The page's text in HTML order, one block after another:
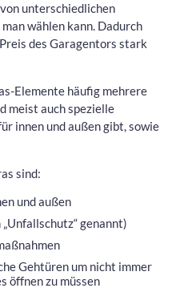
unterschiedlichen
wählen kann. Dadurch
des Garagentors stark
Elemente häufig mehrere
meist auch spezielle
innen und außen gibt, sowie
sind:
und außen
genannt)
Gehtüren um nicht immer
öffnen zu müssen